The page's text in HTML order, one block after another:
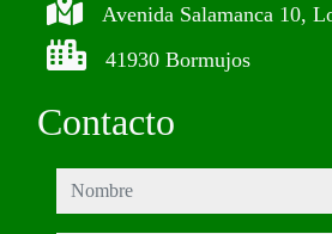
Avenida Salamanca 10,
41930 Bormujos
Contacto
nombre